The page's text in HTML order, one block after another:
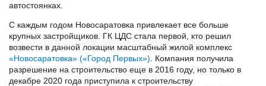
автостоянках.
С каждым годом Новосаратовка привлекает все больше
крупных застройщиков. ГК ЦДС стала первой, кто решил
возвести в данной локации масштабный жилой комплекс
«Новосаратовка» («Город Первых») . Компания получила
разрешение на строительство еще в 2016 году, но только в
декабре 2020 года приступила к строительству